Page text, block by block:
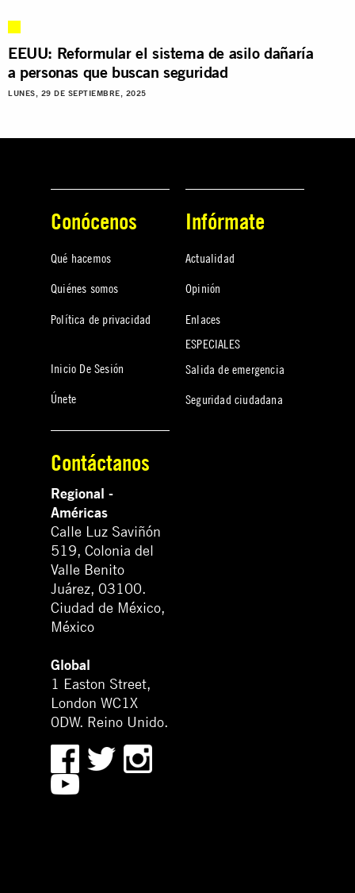
EEUU: Reformular el sistema de asilo dañaría
a personas que buscan seguridad
LUNES, 29 DE SEPTIEMBRE, 2025
Conócenos
Qué hacemos
Quiénes somos
Política de privacidad
Inicio De Sesión
Únete
Infórmate
Actualidad
Opinión
Enlaces
ESPECIALES
Salida de emergencia
Seguridad ciudadana
Contáctanos
Regional -
Américas
Calle Luz Saviñón
519, Colonia del
Valle Benito
Juárez, 03100.
Ciudad de México,
México
Global
1 Easton Street,
London WC1X
0DW. Reino Unido.